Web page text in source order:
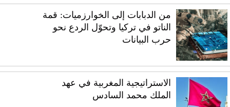
من الدبابات إلى الخوارزميات: قمة
الناتو في تركيا وتحوّل الردع نحو
حرب البيانات
الاستراتيجية المغربية في عهد
الملك محمد السادس